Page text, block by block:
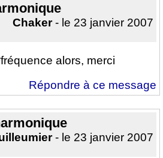
Chaker- le 23 janvier 2007
alors, merci
Répondre à ce message
- le 23 janvier 2007